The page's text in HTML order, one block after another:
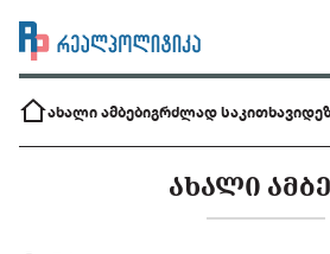
ახალი ამბებიგრძლად საკითხავი
ᲐᲮᲐᲚᲘ